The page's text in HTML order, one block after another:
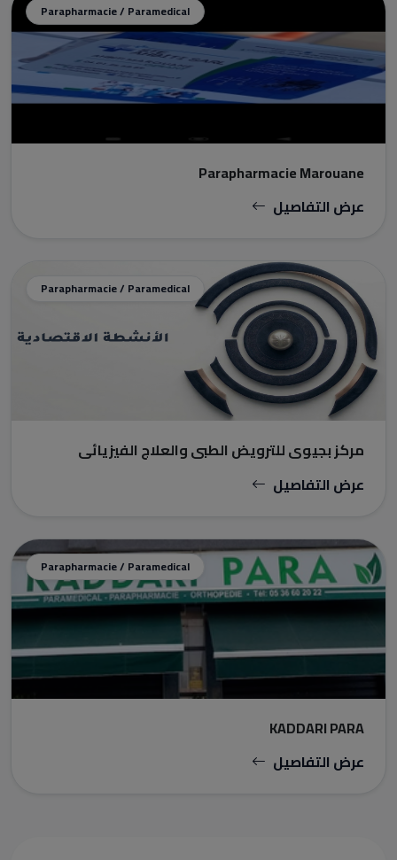
Parapharmacie / Paramedical
Parapharmacie Marouane
عرض التفاصيل
Parapharmacie / Paramedical
مركز بجيوي للترويض الطبي والعلاج الفيزيائي
عرض التفاصيل
Parapharmacie / Paramedical
KADDARI PARA
عرض التفاصيل